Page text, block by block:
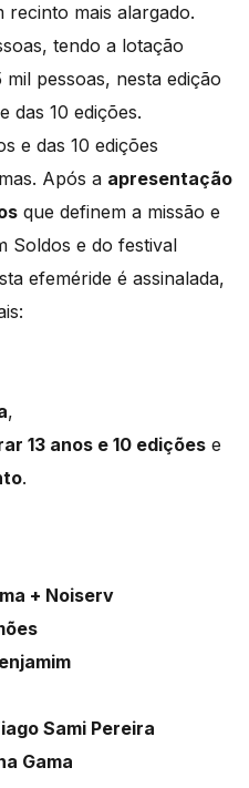
recinto mais alargado.
tendo a lotação
pessoas, nesta edição
das 10 edições.
e das 10 edições
Após a apresentação
que definem a missão e
Soldos e do festival
efeméride é assinalada,
,
13 anos e 10 edições e
.
+ Noiserv
Sami Pereira
Gama